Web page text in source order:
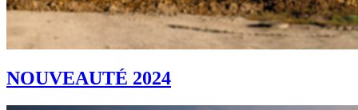
NOUVEAUTÉ 2024